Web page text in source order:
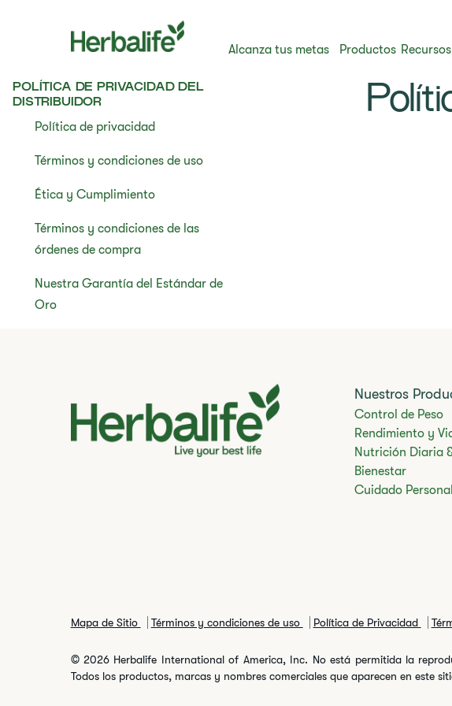
Alcanza tus metas Productos
POLÍTICA DE PRIVACIDAD DEL
DISTRIBUIDOR
Política de privacidad
Términos y condiciones de uso
Ética y Cumplimiento
Términos y condiciones de las
órdenes de compra
Nuestra Garantía del Estándar de
Oro
Nuestros
Control de Peso
Rendimiento y
Nutrición Diaria
Bienestar
Cuidado Personal
Mapa de Sitio Términos y condiciones de uso Política de Privacidad
© 2026 Herbalife International of America, Inc. No está permitida la
Todos los productos, marcas y nombres comerciales que aparecen en este